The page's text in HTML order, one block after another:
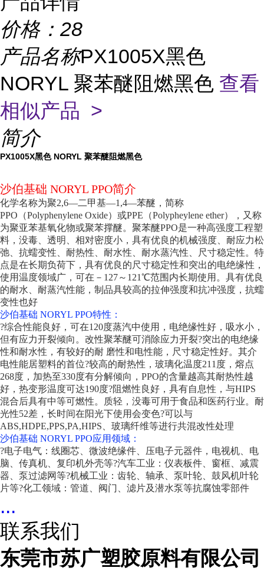
价格： 28
产品名称PX1005X黑色
NORYL 聚苯醚阻燃黑色 查看
相似产品 >
简介
PX1005X黑色 NORYL 聚苯醚阻燃黑色
沙伯基础 NORYL PPO简介
化学名称为聚2,6—二甲基—1,4—苯醚，简称
PPO（Polyphenylene Oxide）或PPE（Polypheylene ether），又称
为聚亚苯基氧化物或聚苯撑醚。聚苯醚PPO是一种高强度工程塑
料，没毒、透明、相对密度小，具有优良的机械强度、耐应力松
弛、抗蠕变性、耐热性、耐水性、耐水蒸汽性、尺寸稳定性。特
点是在长期负荷下，具有优良的尺寸稳定性和突出的电绝缘性，
使用温度领域广，可在－127～121℃范围内长期使用。具有优良
的耐水、耐蒸汽性能，制品具较高的拉伸强度和抗冲强度，抗蠕
变性也好
沙伯基础 NORYL PPO特性：
?综合性能良好，可在120度蒸汽中使用，电绝缘性好，吸水小，
但有应力开裂倾向。改性聚苯醚可消除应力开裂?突出的电绝缘
性和耐水性，有较好的耐 磨性和电性能，尺寸稳定性好。其介
电性能居塑料的首位?较高的耐热性，玻璃化温度211度，熔点
268度，加热至330度有分解倾向，PPO的含量越高其耐热性越
好，热变形温度可达190度?阻燃性良好，具有自息性，与HIPS
混合后具有中等可燃性。质轻，没毒可用于食品和医药行业。耐
光性52差，长时间在阳光下使用会变色?可以与
ABS,HDPE,PPS,PA,HIPS、玻璃纤维等进行共混改性处理
沙伯基础 NORYL PPO应用领域：
?电子电气：线圈芯、微波绝缘件、压电子元器件，电视机、电
脑、传真机、复印机外壳等?汽车工业：仪表板件、窗框、减震
器、泵过滤网等?机械工业：齿轮、轴承、泵叶轮、鼓风机叶轮
片等?化工领域：管道、阀门、滤片及潜水泵等抗腐蚀零部件
...
联系我们
东莞市苏广塑胶原料有限公司